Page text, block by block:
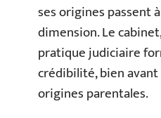
ses origines passent
dimension. Le
pratique judiciaire
crédibilité, bien
origines parentales.